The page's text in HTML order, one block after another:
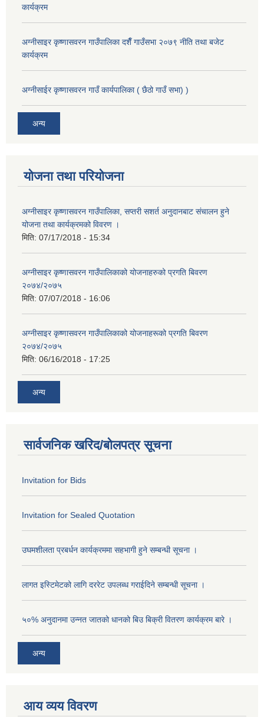
कार्यक्रम
अग्नीसाइर कृष्णासवरन गाउँपालिका दशैँ गाउँसभा २०७९ नीति तथा बजेट
कार्यक्रम
अग्नीसाईर कृष्णासवरन गाउँ कार्यपालिका ( छैठो गाउँ सभा) )
अन्य
योजना तथा परियोजना
अग्नीसाइर कृष्णासवरन गाउँपालिका, सप्तरी सशर्त अनुदानबाट संचालन हुने
योजना तथा कार्यक्रमको विवरण ।
मिति: 07/17/2018 - 15:34
अग्नीसाइर कृष्णासवरन गाउँपालिकाको योजनाहरुको प्रगति बिवरण
२०७४/२०७५
मिति: 07/07/2018 - 16:06
अग्नीसाइर कृष्णासवरन गाउँपालिकाको योजनाहरूको प्रगति बिवरण
२०७४/२०७५
मिति: 06/16/2018 - 17:25
अन्य
सार्वजनिक खरिद/बोलपत्र सूचना
Invitation for Bids
Invitation for Sealed Quotation
उघमशीलता प्रबर्धन कार्यक्रममा सहभागी हुने सम्बन्धी सूचना ।
लागत इस्टिमेटको लागि दररेट उपलब्ध गराईदिने सम्बन्धी सूचना ।
५०% अनुदानमा उन्नत जातको धानको बिउ बिक्री वितरण कार्यक्रम बारे ।
अन्य
आय व्यय विवरण